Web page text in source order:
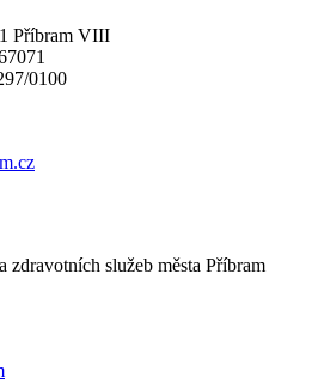
Příbram VIII
0100
služeb města Příbram